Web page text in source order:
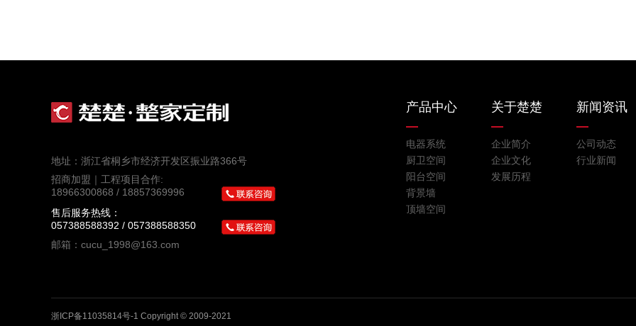
地址：浙江省桐乡市经济开发区振业路366号
招商加盟｜工程项目合作:
18966300868 / 18857369996
售后服务热线：
057388588392 / 057388588350
邮箱：cucu_1998@163.com
产品中心
电器系统
厨卫空间
阳台空间
背景墙
顶墙空间
关于楚楚
企业简介
企业文化
发展历程
新闻资讯
公司动态
行业新闻
浙ICP备11035814号-1 Copyright © 2009-2021